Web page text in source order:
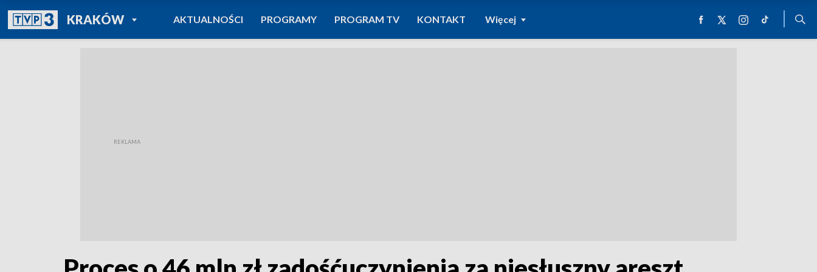
KRAKÓWPOWRÓT DO
TVP REGIONY
AKTUALNOŚCI PROGRAMY PROGRAM TV KONTAKT Więcej